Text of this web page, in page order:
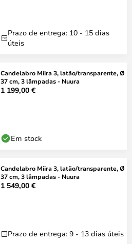
Prazo de entrega: 10 - 15 dias
úteis
Candelabro Miira 3, latão/transparente, Ø
37 cm, 3 lâmpadas - Nuura
1 199,00 €
Em stock
Candelabro Miira 3, latão/transparente, Ø
37 cm, 3 lâmpadas - Nuura
1 549,00 €
Prazo de entrega: 9 - 13 dias úteis